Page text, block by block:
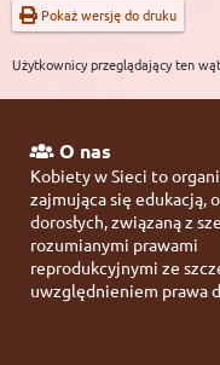
Pokaż wersję do druku
Użytkownicy przeglądający ten
O nas
Kobiety w Sieci to
zajmująca się edukacją,
dorosłych, związaną z
rozumianymi prawami
reprodukcyjnymi ze
uwzględnieniem prawa